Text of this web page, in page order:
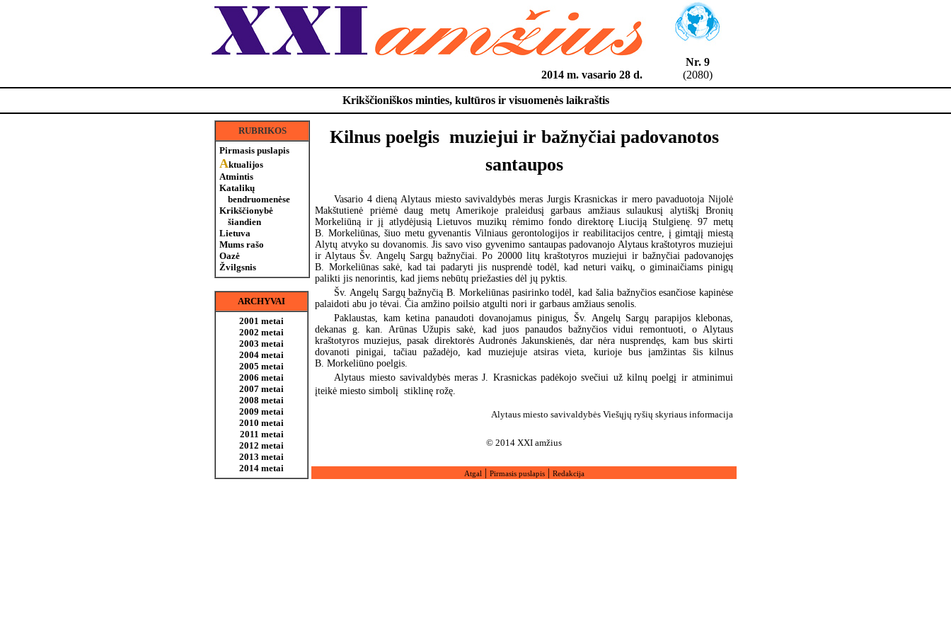
2014 m. vasario 28 d.
Nr. 9
(2080)
Krikščioniškos minties, kultūros ir visuomenės laikraštis
RUBRIKOS
Pirmasis puslapis
Aktualijos
Atmintis
Katalikų
bendruomenėse
Krikščionybė
šiandien
Lietuva
Mums rašo
Oazė
Žvilgsnis
ARCHYVAI
2001 metai
2002 metai
2003 metai
2004 metai
2005 metai
2006 metai
2007 metai
2008 metai
2009 metai
2010 metai
2011 metai
2012 metai
2013 metai
2014 metai
Kilnus poelgis  muziejui ir bažnyčiai padovanotos
santaupos
Vasario 4 dieną Alytaus miesto savivaldybės meras Jurgis Krasnickas ir mero pavaduotoja Nijolė
Makštutienė priėmė daug metų Amerikoje praleidusį garbaus amžiaus sulaukusį alytiškį Bronių
Morkeliūną ir jį atlydėjusią Lietuvos muzikų rėmimo fondo direktorę Liuciją Stulgienę. 97 metų
B. Morkeliūnas, šiuo metu gyvenantis Vilniaus gerontologijos ir reabilitacijos centre, į gimtąjį miestą
Alytų atvyko su dovanomis. Jis savo viso gyvenimo santaupas padovanojo Alytaus kraštotyros muziejui
ir Alytaus Šv. Angelų Sargų bažnyčiai. Po 20000 litų kraštotyros muziejui ir bažnyčiai padovanojęs
B. Morkeliūnas sakė, kad tai padaryti jis nusprendė todėl, kad neturi vaikų, o giminaičiams pinigų
palikti jis nenorintis, kad jiems nebūtų priežasties dėl jų pyktis.
Šv. Angelų Sargų bažnyčią B. Morkeliūnas pasirinko todėl, kad šalia bažnyčios esančiose kapinėse
palaidoti abu jo tėvai. Čia amžino poilsio atgulti nori ir garbaus amžiaus senolis.
Paklaustas, kam ketina panaudoti dovanojamus pinigus, Šv. Angelų Sargų parapijos klebonas,
dekanas g. kan. Arūnas Užupis sakė, kad juos panaudos bažnyčios vidui remontuoti, o Alytaus
kraštotyros muziejus, pasak direktorės Audronės Jakunskienės, dar nėra nusprendęs, kam bus skirti
dovanoti pinigai, tačiau pažadėjo, kad muziejuje atsiras vieta, kurioje bus įamžintas šis kilnus
B. Morkeliūno poelgis.
Alytaus miesto savivaldybės meras J. Krasnickas padėkojo svečiui už kilnų poelgį ir atminimui
įteikė miesto simbolį  stiklinę rožę.
Alytaus miesto savivaldybės Viešųjų ryšių skyriaus informacija
© 2014 XXI amžius
Atgal | Pirmasis puslapis| Redakcija